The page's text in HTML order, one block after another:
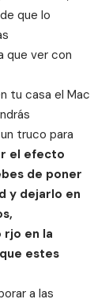
que lo
que ver con
tu casa el Mac
truco para
el efecto
de poner
y dejarlo en
en la
estes
a las